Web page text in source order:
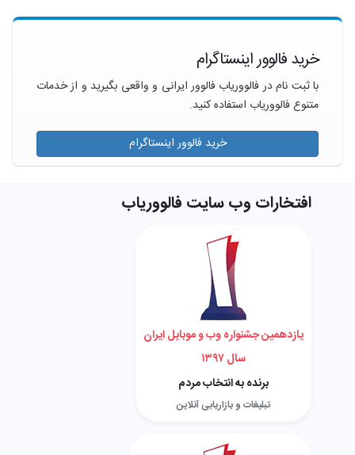
خرید فالوور اینستاگرام
با ثبت نام در فالووریاب فالوور ایرانی و واقعی بگیرید و از خدمات
متنوع فالووریاب استفاده کنید.
خرید فالوور اینستاگرام
افتخارات وب سایت فالووریاب
یازدهمین جشنواره وب و موبایل ایران
سال ۱۳۹۷
برنده به انتخاب مردم
تبلیغات و بازاریابی آنلاین